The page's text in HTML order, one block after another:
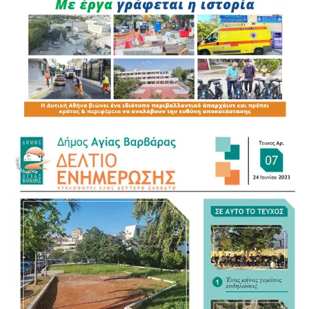
υφιστάμενο σύστημα παραμένει σε μεγάλο βαθμό
δημαρχοκεντρικό.
Για τον νέο Κώδικα της Αυτοδιοίκησης αναγνώρισε ως
σημαντικό βήμα τη συγκέντρωση της διάσπαρτης
νομοθεσίας σε ένα ενιαίο κείμενο, άσκησε όμως κριτική